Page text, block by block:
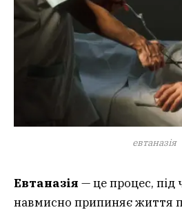
евтаназія
Евтаназія — це процес, під
навмисно припиняє життя